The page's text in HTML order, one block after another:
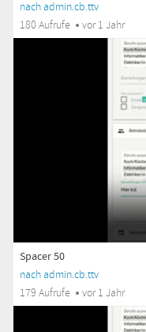
nach admin.cb.ttv
180 Aufrufe
vor 1 Jahr
Spacer 50
nach admin.cb.ttv
179 Aufrufe
vor 1 Jahr